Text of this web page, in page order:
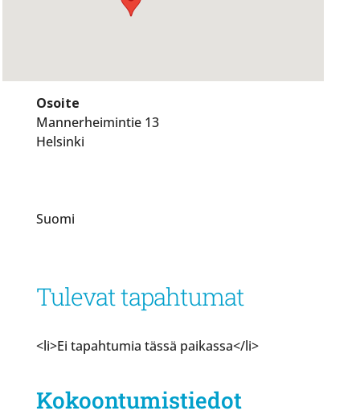
Osoite
Mannerheimintie 13
Helsinki
Suomi
Tulevat tapahtumat
<li>Ei tapahtumia tässä paikassa</li>
Kokoontumistiedot